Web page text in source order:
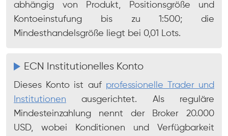
abhängig von Produkt, Positionsgröße und
Kontoeinstufung bis zu 1:500; die
Mindesthandelsgröße liegt bei 0,01 Lots.
ECN Institutionelles Konto
Dieses Konto ist auf professionelle Trader und
Institutionen ausgerichtet. Als reguläre
Mindesteinzahlung nennt der Broker 20.000
USD, wobei Konditionen und Verfügbarkeit